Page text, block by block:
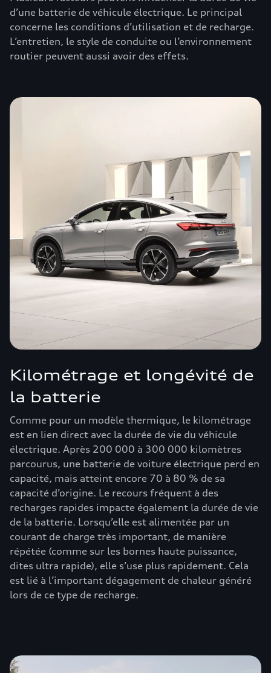
d’une batterie de véhicule électrique. Le principal
concerne les conditions d’utilisation et de recharge.
L’entretien, le style de conduite ou l’environnement
routier peuvent aussi avoir des effets.
Kilométrage et longévité de
la batterie
Comme pour un modèle thermique, le kilométrage
est en lien direct avec la durée de vie du véhicule
électrique. Après 200 000 à 300 000 kilomètres
parcourus, une batterie de voiture électrique perd en
capacité, mais atteint encore 70 à 80 % de sa
capacité d’origine. Le recours fréquent à des
recharges rapides impacte également la durée de vie
de la batterie. Lorsqu’elle est alimentée par un
courant de charge très important, de manière
répétée (comme sur les bornes haute puissance,
dites ultra rapide), elle s’use plus rapidement. Cela
est lié à l’important dégagement de chaleur généré
lors de ce type de recharge.